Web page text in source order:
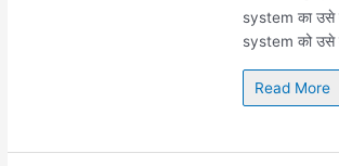
system का उसे
system को
Read More